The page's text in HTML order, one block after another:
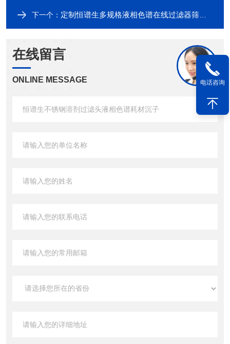
下一个： 定制恒谱生多规格液相色谱在线过滤器筛板组件
在线留言
ONLINE MESSAGE 电话咨询